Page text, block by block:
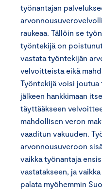
työnantajan
raukeaa. Tällöin se
työntekijä on
vastata työntekijän
velvoitteista eikä
Työntekijä voisi
jälkeen hankkimaan
täyttääkseen
mahdollisen veron
vaaditun vakuuden.
arvonnousuveroon
vaikka työnantaja
vastatakseen, ja
palata myöhemmin